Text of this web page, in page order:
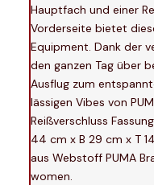
Hauptfach und einer
Vorderseite bietet
Equipment. Dank der
den ganzen Tag über
Ausflug zum
lässigen Vibes von
Reißverschluss
44 cm x B 29 cm x T
aus Webstoff PUMA
women.